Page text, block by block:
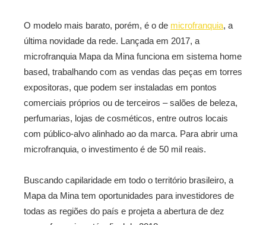
O modelo mais barato, porém, é o de microfranquia, a
última novidade da rede. Lançada em 2017, a
microfranquia Mapa da Mina funciona em sistema home
based, trabalhando com as vendas das peças em torres
expositoras, que podem ser instaladas em pontos
comerciais próprios ou de terceiros – salões de beleza,
perfumarias, lojas de cosméticos, entre outros locais
com público-alvo alinhado ao da marca. Para abrir uma
microfranquia, o investimento é de 50 mil reais.
Buscando capilaridade em todo o território brasileiro, a
Mapa da Mina tem oportunidades para investidores de
todas as regiões do país e projeta a abertura de dez